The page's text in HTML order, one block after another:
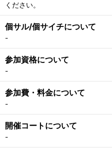
ください。
個サル/個サイチについて
-
参加資格について
-
参加費・料金について
-
開催コートについて
-